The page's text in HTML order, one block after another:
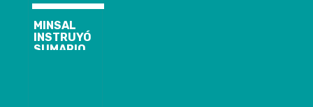
DE INVIERNO:
SE
ADELANTARÍAN
POR ALZA DE
ENFERMEDADES
MINSAL
INSTRUYÓ
SUMARIO